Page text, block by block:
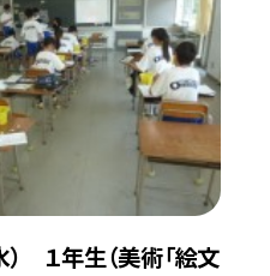
） １年生（美術「絵文